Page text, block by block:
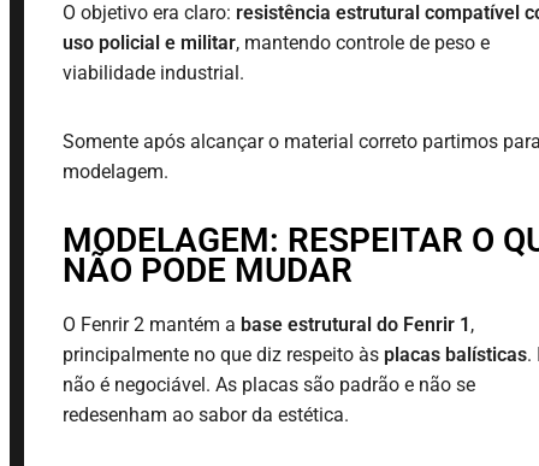
O objetivo era claro: resistência estrutural compatível
uso policial e militar, mantendo controle de peso e
viabilidade industrial.
Somente após alcançar o material correto partimos
modelagem.
MODELAGEM: RESPEITAR O
NÃO PODE MUDAR
O Fenrir 2 mantém a base estrutural do Fenrir 1 ,
principalmente no que diz respeito às placas balísticas.
não é negociável. As placas são padrão e não se
redesenham ao sabor da estética.